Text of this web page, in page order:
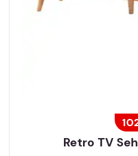
Retro TV